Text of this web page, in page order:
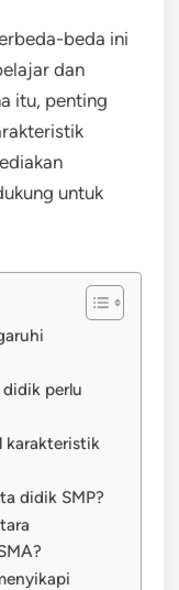
beda ini
dan
itu, penting
untuk
perlu
karakteristik
didik SMP?